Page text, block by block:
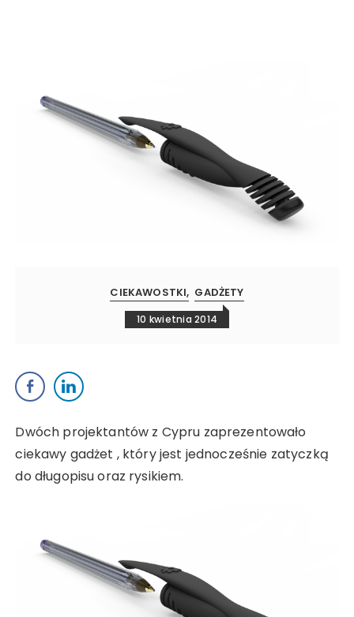
CIEKAWOSTKI GADŻETY
10 kwietnia 2014
Dwóch projektantów z Cypru zaprezentowało
ciekawy gadżet , który jest jednocześnie zatyczką
do długopisu oraz rysikiem.